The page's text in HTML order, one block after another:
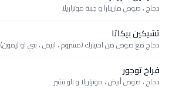
دجاج ، صوص مارينارا و جبنة موتزاريلا
تشيكين بيكاتا
دجاج مع صوص من اختيارك (مشروم ، ابيض ، بني او ليمون)
فراخ توجور
دجاج ، صوص أبيض ، موتزاريلا و بلو تشيز